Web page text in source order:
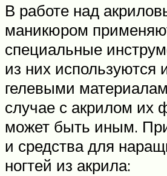
В работе над
маникюром
специальные
из них используются
гелевыми
случае с акрилом их
может быть иным.
и средства для
ногтей из акрила: